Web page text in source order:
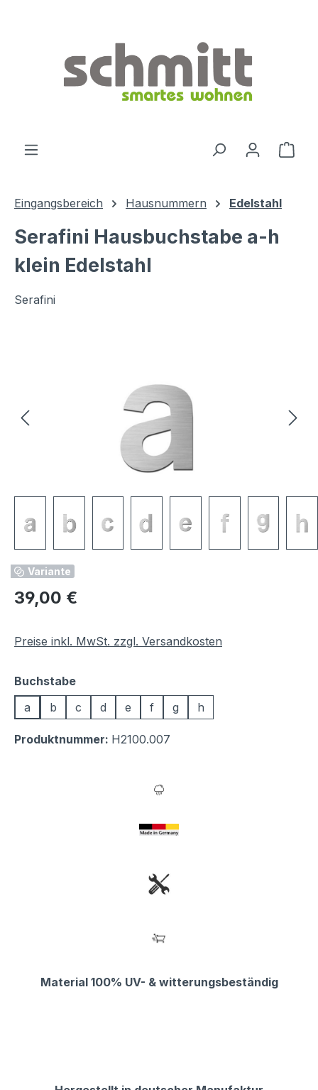
Eingangsbereich Hausnummern Edelstahl
Serafini Hausbuchstabe a-h
klein Edelstahl
Serafini
Variante
Regulärer Preis:
39,00 €
Preise inkl. MwSt. zzgl. Versandkosten
Buchstabeauswählen
a
b c d e f g h
Produktnummer: H2100.007
Material 100% UV- & witterungsbeständig